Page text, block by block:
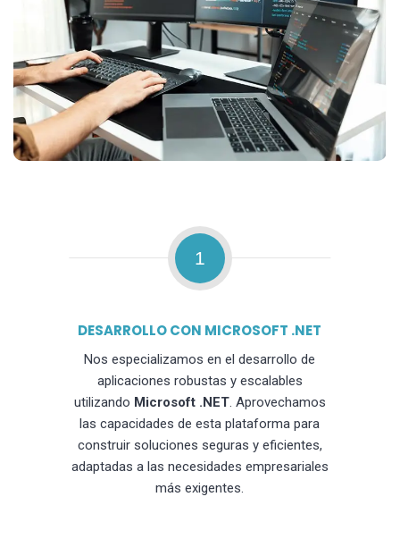
1
DESARROLLO CON MICROSOFT .NET
Nos especializamos en el desarrollo de
aplicaciones robustas y escalables
utilizando Microsoft .NET. Aprovechamos
las capacidades de esta plataforma para
construir soluciones seguras y eficientes,
adaptadas a las necesidades empresariales
más exigentes.